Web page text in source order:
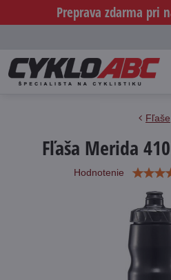
Preprava zdarma pri
Fľaše
Fľaša Merida
Hodnotenie